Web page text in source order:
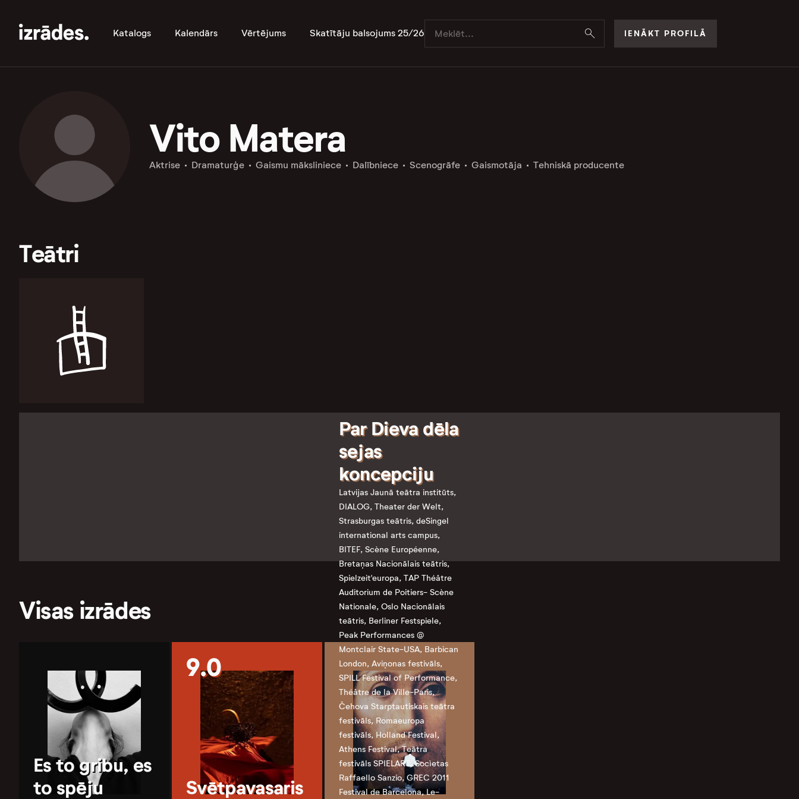
Katalogs Kalendārs Vērtējums Skatītāju balsojums 25/26 IENĀKT PROFILĀ
Vito Matera
Aktrise Dramaturģe Gaismu māksliniece Dalībniece Scenogrāfe Gaismotāja Tehniskā producente
Teātri
Visas izrādes
Es to gribu, es
to spēju
9.0
Svētpavasaris
Par Dieva dēla
sejas
koncepciju
Latvijas Jaunā teātra institūts,
DIALOG, Theater der Welt,
Strasburgas teātris, deSingel
international arts campus,
BITEF, Scène Européenne,
Bretaņas Nacionālais teātris,
Spielzeit'europa, TAP Théâtre
Auditorium de Poitiers- Scène
Nationale, Oslo Nacionālais
teātris, Berliner Festspiele,
Peak Performances @
Montclair State-USA, Barbican
London, Aviņonas festivāls,
SPILL Festival of Performance,
Théâtre de la Ville-Paris,
Čehova Starptautiskais teātra
festivāls, Romaeuropa
festivāls, Holland Festival,
Athens Festival, Teātra
festivāls SPIELART, Socìetas
Raffaello Sanzio, GREC 2011
Festival de Barcelona, Le-